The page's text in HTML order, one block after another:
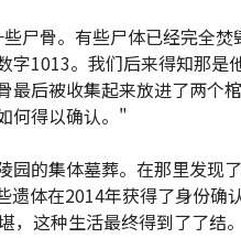
尸骨。有些尸体已经完全焚
字1013。我们后来得知那是
最后被收集起来放进了两个
何得以确认。"
园的集体墓葬。在那里发现
体在2014年获得了身份确
这种生活最终得到了了结。